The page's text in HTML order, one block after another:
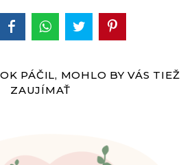
PÁČIL, MOHLO BY VÁS TIEŽ
ZAUJÍMAŤ